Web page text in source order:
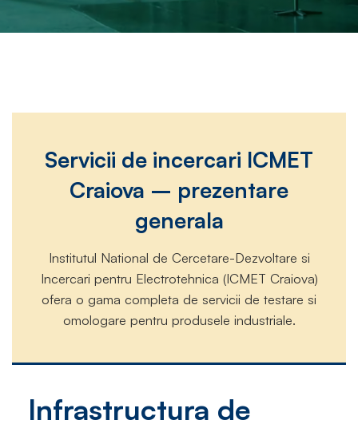
Servicii
incercari
Servicii de incercari ICMET
Craiova – prezentare
generala
Institutul National de Cercetare-Dezvoltare si
Incercari pentru Electrotehnica (ICMET Craiova)
ofera o gama completa de servicii de testare si
omologare pentru produsele industriale.
Infrastructura de